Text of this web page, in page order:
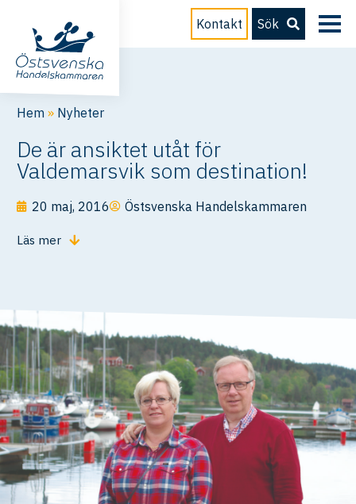
Kontakt Sök
Hem » Nyheter
De är ansiktet utåt för
Valdemarsvik som destination!
20 maj, 2016 Östsvenska Handelskammaren
Läs mer